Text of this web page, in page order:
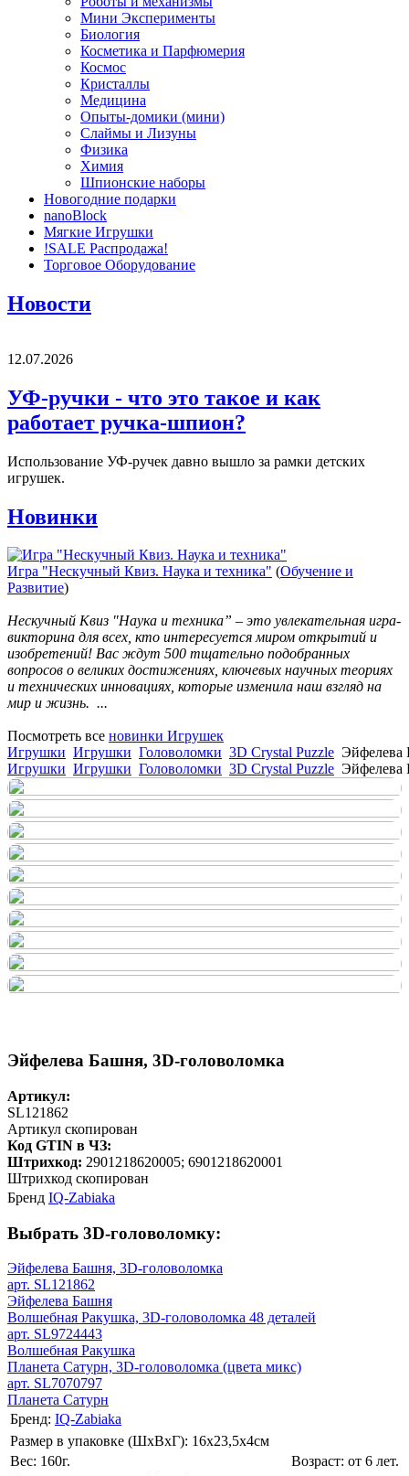
Мини Эксперименты
Биология
Косметика и Парфюмерия
Космос
Кристаллы
Медицина
Опыты-домики (мини)
Слаймы и Лизуны
Физика
Химия
Шпионские наборы
Новогодние подарки
nanoBlock
Мягкие Игрушки
!SALE Распродажа!
Торговое Оборудование
Новости
12.07.2026
УФ-ручки - что это такое и как
работает ручка-шпион?
Использование УФ-ручек давно вышло за рамки детских
игрушек.
Новинки
Игра "Нескучный Квиз. Наука и техника" (Обучение и
Развитие)
Нескучный Квиз "Наука и техника” – это увлекательная игра-
викторина для всех, кто интересуется миром открытий и
изобретений! Вас ждут 500 тщательно подобранных
вопросов о великих достижениях, ключевых научных теориях
и технических инновациях, которые изменила наш взгляд на
мир и жизнь. ...
Посмотреть все новинки Игрушек
Игрушки Игрушки Головоломки 3D Crystal Puzzle Эйфелева
Игрушки Игрушки Головоломки 3D Crystal Puzzle Эйфелева
Эйфелева Башня, 3D-головоломка
Артикул:
SL121862
Артикул скопирован
Код GTIN в ЧЗ:
Штрихкод: 2901218620005; 6901218620001
Штрихкод скопирован
Бренд IQ-Zabiaka
Выбрать 3D-головоломку:
Эйфелева Башня, 3D-головоломка
арт. SL121862
Эйфелева Башня
Волшебная Ракушка, 3D-головоломка 48 деталей
арт. SL9724443
Волшебная Ракушка
Планета Сатурн, 3D-головоломка (цвета микс)
арт. SL7070797
Планета Сатурн
Бренд: IQ-Zabiaka
Размер в упаковке (ШхВxГ): 16х23,5х4cм
Вес: 160г.
Возраст: от 6 лет.